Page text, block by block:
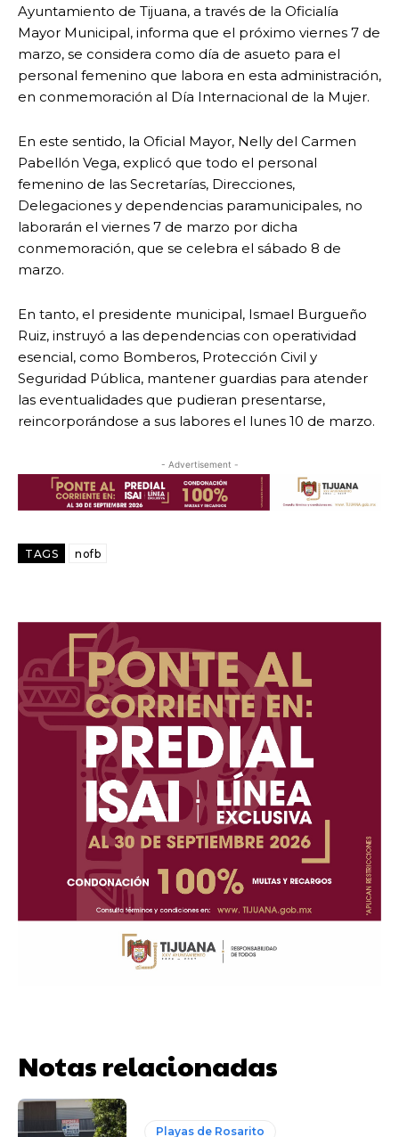
Ayuntamiento de Tijuana, a través de la Oficialía
Mayor Municipal, informa que el próximo viernes 7 de
marzo, se considera como día de asueto para el
personal femenino que labora en esta administración,
en conmemoración al Día Internacional de la Mujer.
En este sentido, la Oficial Mayor, Nelly del Carmen
Pabellón Vega, explicó que todo el personal
femenino de las Secretarías, Direcciones,
Delegaciones y dependencias paramunicipales, no
laborarán el viernes 7 de marzo por dicha
conmemoración, que se celebra el sábado 8 de
marzo.
En tanto, el presidente municipal, Ismael Burgueño
Ruiz, instruyó a las dependencias con operatividad
esencial, como Bomberos, Protección Civil y
Seguridad Pública, mantener guardias para atender
las eventualidades que pudieran presentarse,
reincorporándose a sus labores el lunes 10 de marzo.
- Advertisement -
TAGS nofb
Notas relacionadas
Playas de Rosarito